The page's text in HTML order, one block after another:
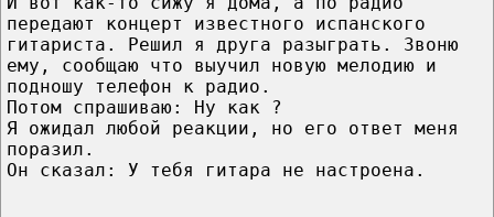
передают концерт известного испанского
гитариста. Решил я друга разыграть. Звоню
ему, сообщаю что выучил новую мелодию и
подношу телефон к радио.
Потом спрашиваю: Ну как ?
Я ожидал любой реакции, но его ответ меня
поразил.
Он сказал: У тебя гитара не настроена.